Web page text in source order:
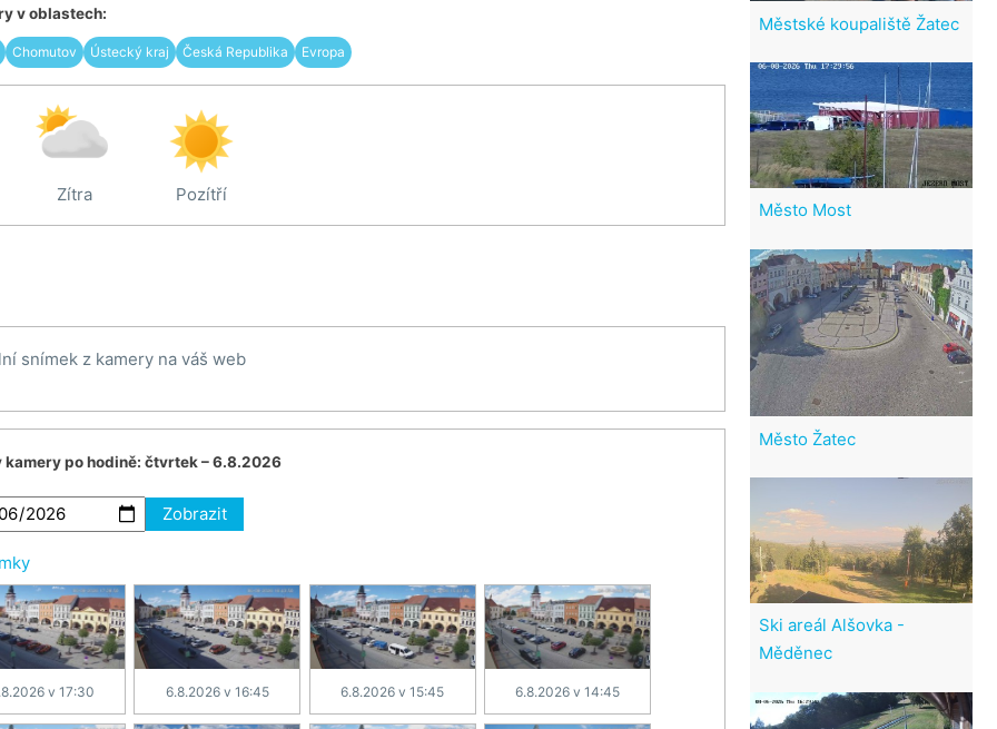
v oblastech:
Chomutov Ústecký kraj Česká Republika Evropa
Zítra Pozítří
snímek z kamery na váš web
kamery po hodině: čtvrtek – 6.8.2026
Zobrazit
v 17:30 6.8.2026 v 16:45 6.8.2026 v 15:45 6.8.2026 v 14:45
Městské koupaliště Žatec
Město Most
Město Žatec
Ski areál Alšovka -
Měděnec